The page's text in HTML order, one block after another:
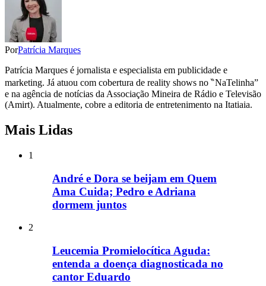
PorPatrícia Marques
Patrícia Marques é jornalista e especialista em publicidade e
marketing. Já atuou com cobertura de reality shows no ‶NaTelinha”
e na agência de notícias da Associação Mineira de Rádio e Televisão
(Amirt). Atualmente, cobre a editoria de entretenimento na Itatiaia.
Mais Lidas
1
André e Dora se beijam em Quem
Ama Cuida; Pedro e Adriana
dormem juntos
2
Leucemia Promielocítica Aguda:
entenda a doença diagnosticada no
cantor Eduardo